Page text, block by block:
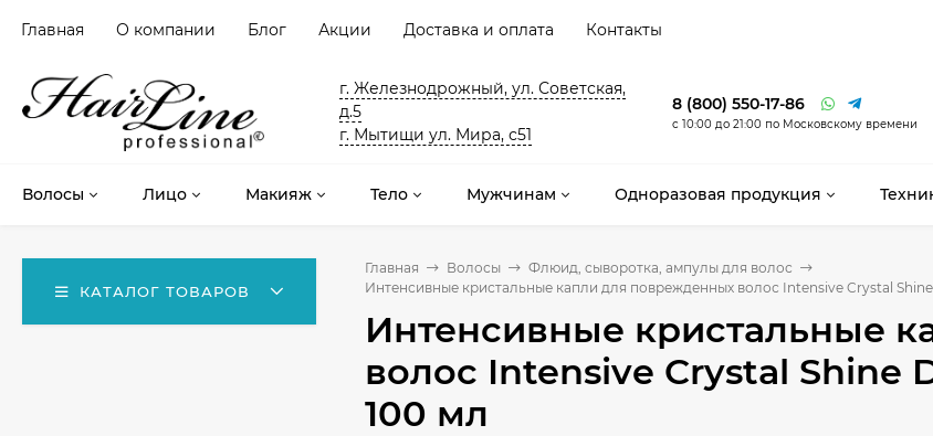
Главная О компании Блог Акции Доставка и оплата Контакты
г. Железнодрожный, ул. Советская,
д.5
г. Мытищи ул. Мира, с51
8 (800) 550-17-86
с 10:00 до 21:00 по Московскому времени
Волосы Лицо Макияж Тело Мужчинам Одноразовая продукция
КАТАЛОГ ТОВАРОВ
Главная Волосы
Флюид, сыворотка, ампулы для волос
Интенсивные кристальные капли для поврежденных волос Intensive Crystal
Интенсивные кристальные
волос Intensive Crystal Shine
100 мл